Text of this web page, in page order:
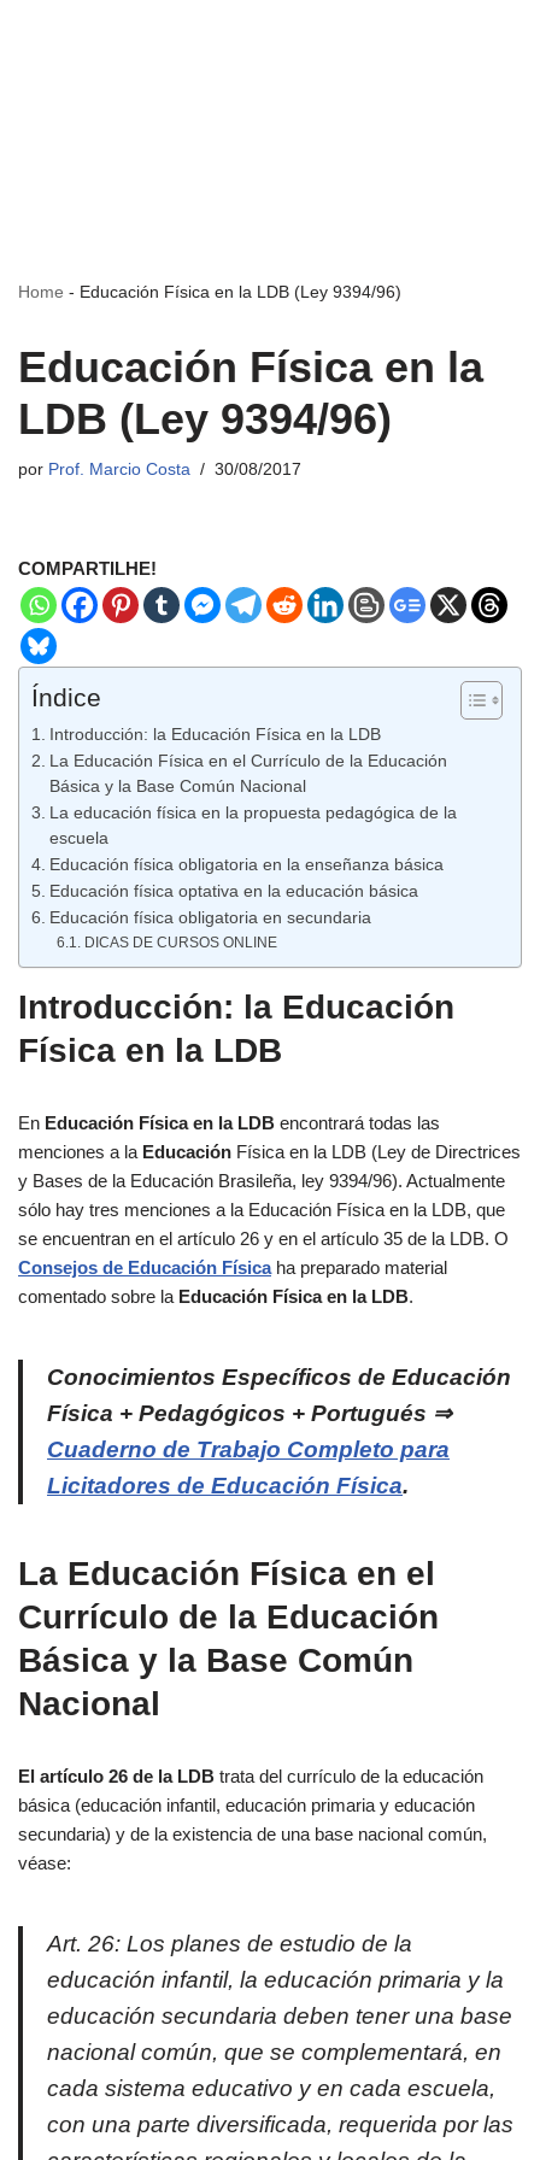
Home - Educación Física en la LDB (Ley 9394/96)
Educación Física en la
LDB (Ley 9394/96)
por Prof. Marcio Costa 30/08/2017
COMPARTILHE!
Índice
Introducción: la Educación Física en la LDB
La Educación Física en el Currículo de la Educación
Básica y la Base Común Nacional
La educación física en la propuesta pedagógica de la
escuela
Educación física obligatoria en la enseñanza básica
Educación física optativa en la educación básica
Educación física obligatoria en secundaria
DICAS DE CURSOS ONLINE
Introducción: la Educación
Física en la LDB
En Educación Física en la LDB encontrará todas las
menciones a la Educación Física en la LDB (Ley de Directrices
y Bases de la Educación Brasileña, ley 9394/96). Actualmente
sólo hay tres menciones a la Educación Física en la LDB, que
se encuentran en el artículo 26 y en el artículo 35 de la LDB. O
Consejos de Educación Físicaha preparado material
comentado sobre la Educación Física en la LDB.
Conocimientos Específicos de Educación
Física + Pedagógicos + Portugués ⇒
Cuaderno de Trabajo Completo para
Licitadores de Educación Física.
La Educación Física en el
Currículo de la Educación
Básica y la Base Común
Nacional
El artículo 26 de la LDB trata del currículo de la educación
básica (educación infantil, educación primaria y educación
secundaria) y de la existencia de una base nacional común,
véase:
Art. 26: Los planes de estudio de la
educación infantil, la educación primaria y la
educación secundaria deben tener una base
nacional común, que se complementará, en
cada sistema educativo y en cada escuela,
con una parte diversificada, requerida por las